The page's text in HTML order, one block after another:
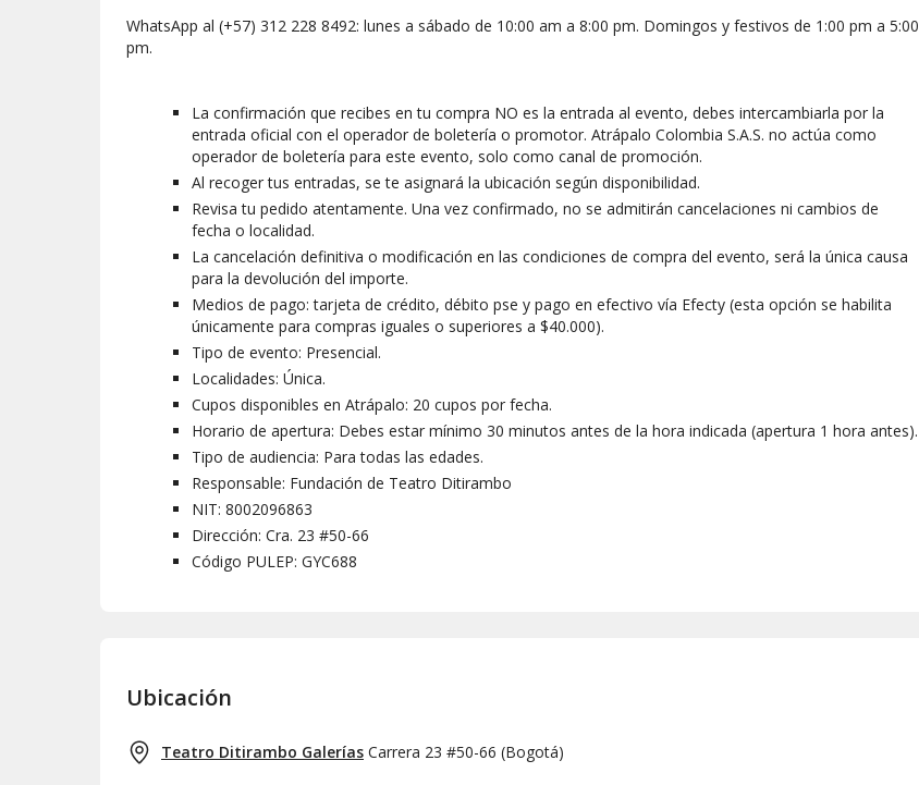
WhatsApp al (+57) 312 228 8492: lunes a sábado de 10:00 am a 8:00 pm. Domingos y festivos de 1:00 pm a 5:00
pm.
La confirmación que recibes en tu compra NO es la entrada al evento, debes intercambiarla por la
entrada oficial con el operador de boletería o promotor. Atrápalo Colombia S.A.S. no actúa como
operador de boletería para este evento, solo como canal de promoción.
Al recoger tus entradas, se te asignará la ubicación según disponibilidad.
Revisa tu pedido atentamente. Una vez confirmado, no se admitirán cancelaciones ni cambios de
fecha o localidad.
La cancelación definitiva o modificación en las condiciones de compra del evento, será la única causa
para la devolución del importe.
Medios de pago: tarjeta de crédito, débito pse y pago en efectivo vía Efecty (esta opción se habilita
únicamente para compras iguales o superiores a $40.000).
Tipo de evento: Presencial.
Localidades: Única.
Cupos disponibles en Atrápalo: 20 cupos por fecha.
Horario de apertura: Debes estar mínimo 30 minutos antes de la hora indicada (apertura 1 hora antes).
Tipo de audiencia: Para todas las edades.
Responsable: Fundación de Teatro Ditirambo
NIT: 8002096863
Dirección: Cra. 23 #50-66
Código PULEP: GYC688
Ubicación
Teatro Ditirambo Galerías Carrera 23 #50-66 (Bogotá)